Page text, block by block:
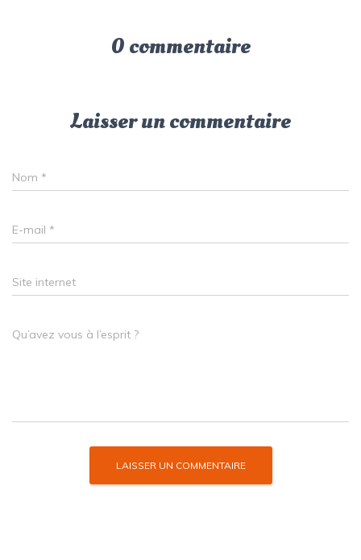
0 commentaire
Laisser un commentaire
Nom *
E-mail *
Site internet
Qu’avez vous à l’esprit ?